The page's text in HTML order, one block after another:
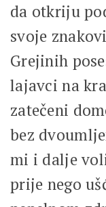
da otkriju
svoje
Grejinih
lajavci na
zatečeni
bez
mi i dalje
prije nego